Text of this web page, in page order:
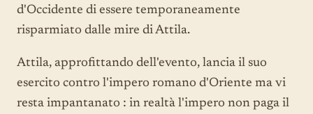
d'Occidente di essere temporaneamente
risparmiato dalle mire di Attila.
Attila, approfittando dell'evento, lancia il suo
esercito contro l'impero romano d'Oriente ma vi
resta impantanato : in realtà l'impero non paga il